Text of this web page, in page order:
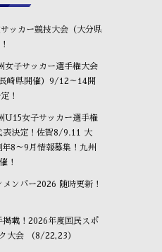
ッカー競技大会（大分県
子サッカー選手権大会
崎県開催）9/12～14開
！
女子サッカー選手権
表決定！佐賀8/9.11 大
8～9月情報募集！九州
！
メンバー2026 随時更新！
掲載！2026年度国民スポ
大会 （8/22,23）